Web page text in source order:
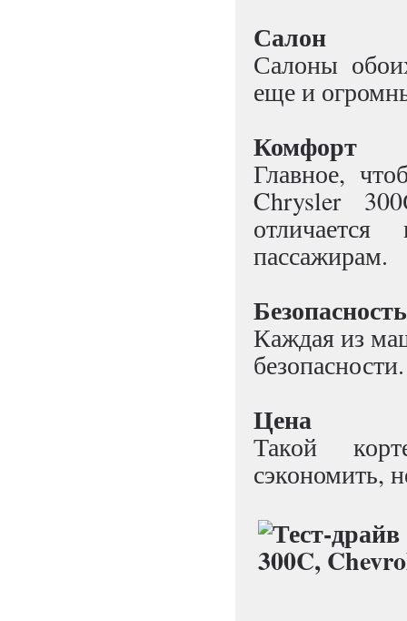
Салон
Салоны
еще и
Комфорт
Главное,
Chrysler
пассажирам.
Безопасность
Каждая из
безопасности.
Цена
Такой
сэкономить,